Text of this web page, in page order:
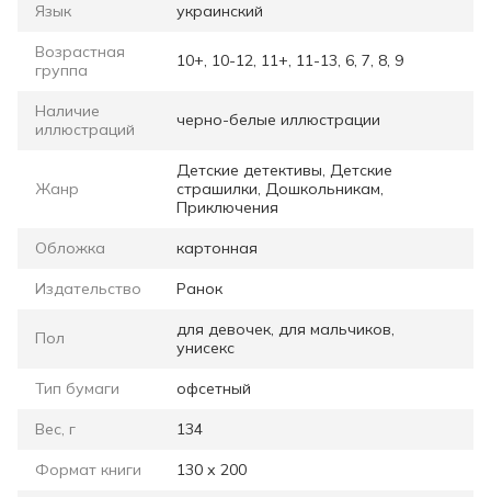
Язык
украинский
Возрастная
группа
10+, 10-12, 11+, 11-13, 6, 7, 8, 9
Наличие
иллюстраций
черно-белые иллюстрации
Жанр
Детские детективы, Детские
страшилки, Дошкольникам,
Приключения
Обложка картонная
Издательство Ранок
Пол
для девочек, для мальчиков,
унисекс
Тип бумаги офсетный
Вес, г 134
Формат книги 130 х 200